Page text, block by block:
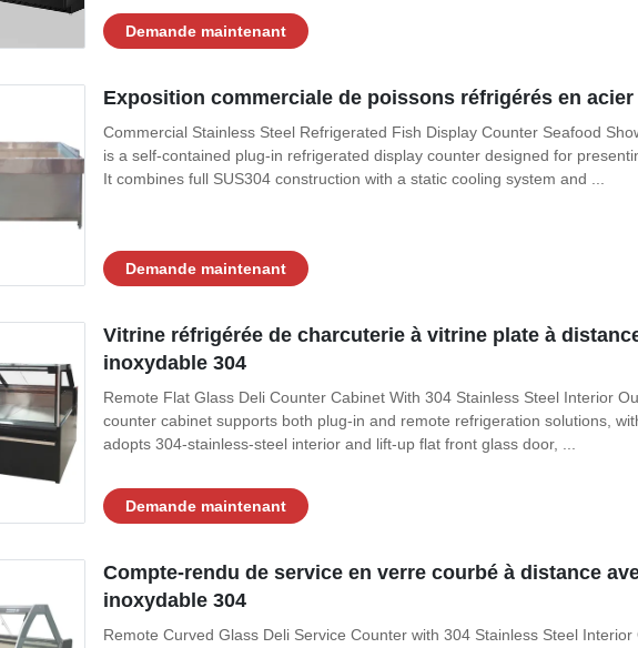
Demande maintenant
Exposition commerciale de poissons réfrigérés en
Commercial Stainless Steel Refrigerated Fish Display Counter Seafood
is a self-contained plug-in refrigerated display counter designed for
It combines full SUS304 construction with a static cooling system and ...
Demande maintenant
Vitrine réfrigérée de charcuterie à vitrine plate à
inoxydable 304
Remote Flat Glass Deli Counter Cabinet With 304 Stainless Steel Interior
counter cabinet supports both plug‑in and remote refrigeration solutions,
adopts 304‑stainless‑steel interior and lift‑up flat front glass door, ...
Demande maintenant
Compte-rendu de service en verre courbé à distance
inoxydable 304
Remote Curved Glass Deli Service Counter with 304 Stainless Steel